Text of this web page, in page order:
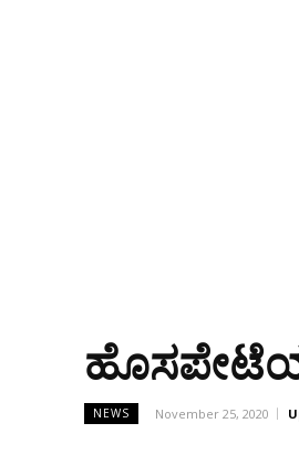
NEWS November 25, 2020